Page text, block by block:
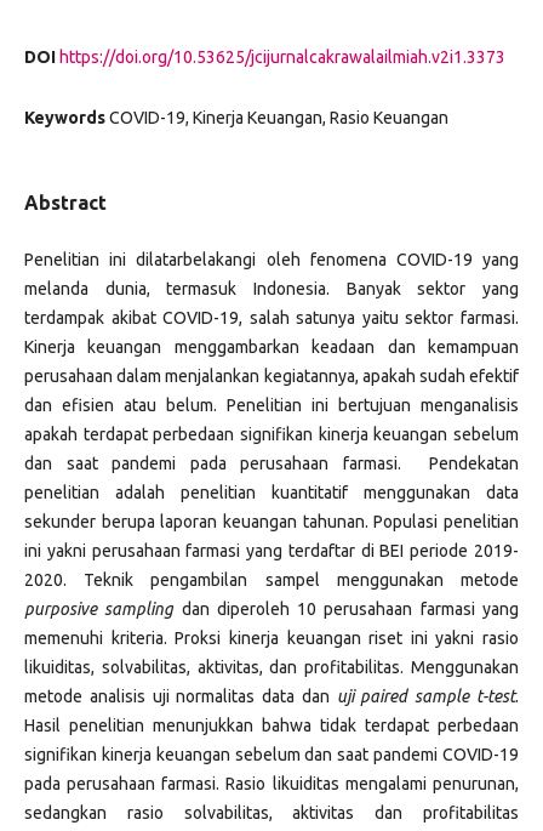
DOI https://doi.org/10.53625/jcijurnalcakrawalailmiah.v2i1.3373
KeywordsCOVID-19, Kinerja Keuangan, Rasio Keuangan
Abstract
Penelitian ini dilatarbelakangi oleh fenomena COVID-19 yang
melanda dunia, termasuk Indonesia. Banyak sektor yang
terdampak akibat COVID-19, salah satunya yaitu sektor farmasi.
Kinerja keuangan menggambarkan keadaan dan kemampuan
perusahaan dalam menjalankan kegiatannya, apakah sudah efektif
dan efisien atau belum. Penelitian ini bertujuan menganalisis
apakah terdapat perbedaan signifikan kinerja keuangan sebelum
dan saat pandemi pada perusahaan farmasi. Pendekatan
penelitian adalah penelitian kuantitatif menggunakan data
sekunder berupa laporan keuangan tahunan. Populasi penelitian
ini yakni perusahaan farmasi yang terdaftar di BEI periode 2019-
2020. Teknik pengambilan sampel menggunakan metode
purposive samplingdan diperoleh 10 perusahaan farmasi yang
memenuhi kriteria. Proksi kinerja keuangan riset ini yakni rasio
likuiditas, solvabilitas, aktivitas, dan profitabilitas. Menggunakan
metode analisis uji normalitas data dan uji paired sample t-test.
Hasil penelitian menunjukkan bahwa tidak terdapat perbedaan
signifikan kinerja keuangan sebelum dan saat pandemi COVID-19
pada perusahaan farmasi. Rasio likuiditas mengalami penurunan,
sedangkan rasio solvabilitas, aktivitas dan profitabilitas